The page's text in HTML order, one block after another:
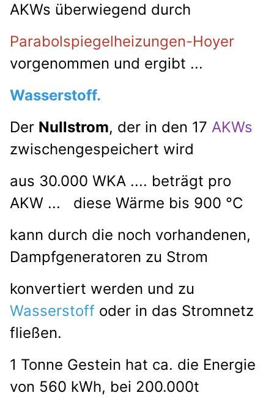
AKWs überwiegend durch
Parabolspiegelheizungen-Hoyer
vorgenommen und ergibt ...
Wasserstoff.
Der Nullstrom, der in den 17 AKWs
zwischengespeichert wird
aus 30.000 WKA .... beträgt pro
AKW ... diese Wärme bis 900 °C
kann durch die noch vorhandenen,
Dampfgeneratoren zu Strom
konvertiert werden und zu
Wasserstoff oder in das Stromnetz
fließen.
1 Tonne Gestein hat ca. die Energie
von 560 kWh, bei 200.000t